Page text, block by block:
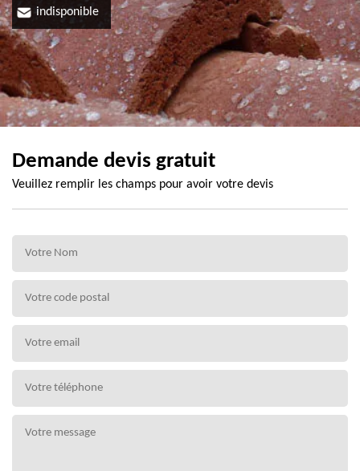
indisponible
Demande devis gratuit
Veuillez remplir les champs pour avoir votre devis